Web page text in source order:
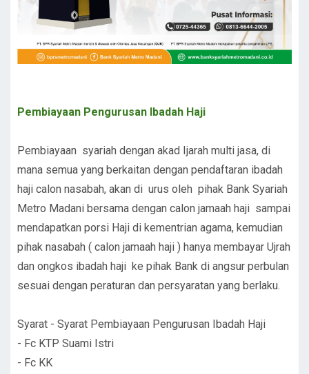
Pembiayaan Pengurusan Ibadah Haji
Pembiayaan syariah dengan akad Ijarah multi jasa, di
mana semua yang berkaitan dengan pendaftaran ibadah
haji calon nasabah, akan di urus oleh pihak Bank Syariah
Metro Madani bersama dengan calon jamaah haji sampai
mendapatkan porsi Haji di kementrian agama, kemudian
pihak nasabah ( calon jamaah haji ) hanya membayar Ujrah
dan ongkos ibadah haji ke pihak Bank di angsur perbulan
sesuai dengan peraturan dan persyaratan yang berlaku.
Syarat - Syarat Pembiayaan Pengurusan Ibadah Haji
- Fc KTP Suami Istri
- Fc KK